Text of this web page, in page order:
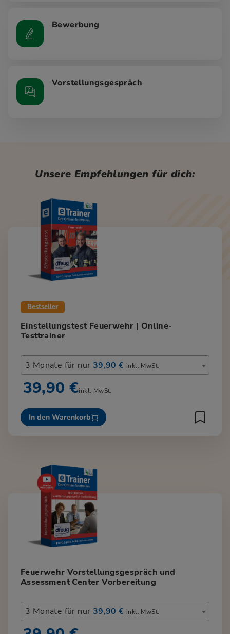
Bewerbung
Vorstellungsgespräch
Unsere Empfehlungen für dich:
Bestseller
Einstellungstest Feuerwehr | Online-
Testtrainer
3 Monate für nur 39,90 € inkl. MwSt.
39,90 €inkl. MwSt.
In den Warenkorb
Feuerwehr Vorstellungsgespräch und
Assessment Center Vorbereitung
3 Monate für nur 39,90 € inkl. MwSt.